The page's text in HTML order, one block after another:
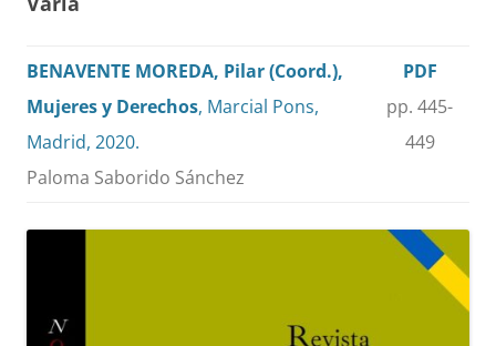
BENAVENTE MOREDA, Pilar (Coord.),
Mujeres y Derechos, Marcial Pons,
Madrid, 2020.
Paloma Saborido Sánchez
PDF
pp. 445-
449